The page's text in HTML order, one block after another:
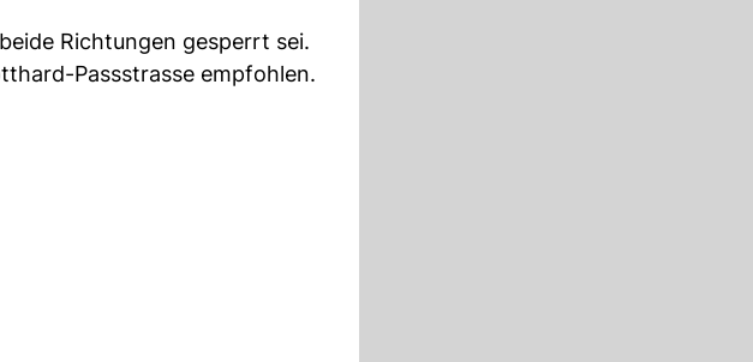
Richtungen gesperrt sei.
Passstrasse empfohlen.